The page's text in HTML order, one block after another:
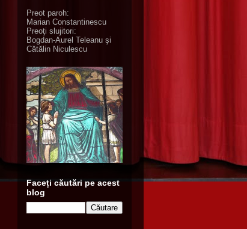
Preot paroh:
Marian Constantinescu
Preoţi slujitori:
Bogdan-Aurel Teleanu şi
Cătălin Niculescu
Faceți căutări pe acest
blog